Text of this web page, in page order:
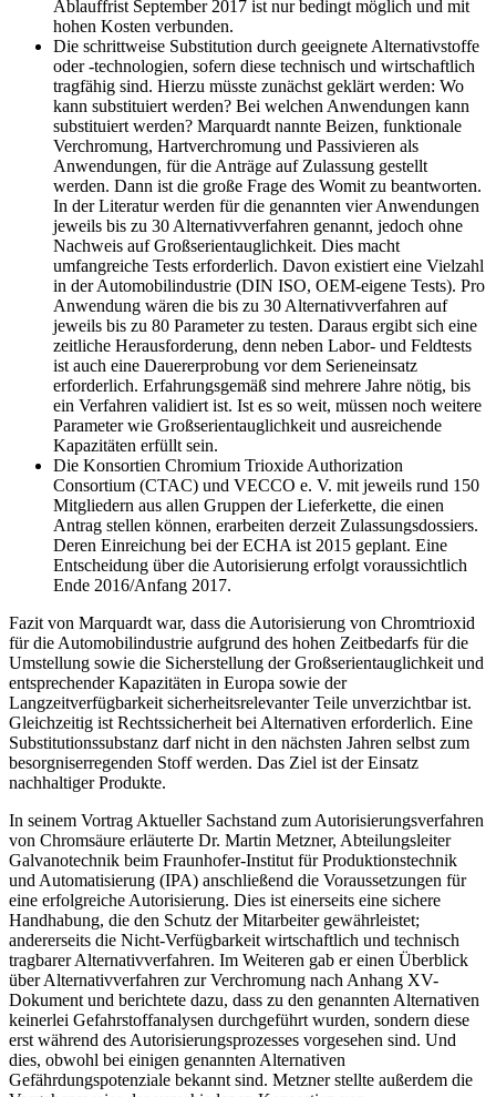
Ablauffrist September 2017 ist nur bedingt möglich und mit
hohen Kosten verbunden.
Die schrittweise Substitution durch geeignete Alternativstoffe
oder -technologien, sofern diese technisch und wirtschaftlich
tragfähig sind. Hierzu müsste zunächst geklärt werden: Wo
kann substituiert werden? Bei welchen Anwendungen kann
substituiert werden? Marquardt nannte Beizen, funktionale
Verchromung, Hartverchromung und Passivieren als
Anwendungen, für die Anträge auf Zulassung gestellt
werden. Dann ist die große Frage des Womit zu beantworten.
In der Literatur werden für die genannten vier Anwendungen
jeweils bis zu 30 Alternativverfahren genannt, jedoch ohne
Nachweis auf Großserientauglichkeit. Dies macht
umfangreiche Tests erforderlich. Davon existiert eine Vielzahl
in der Automobilindustrie (DIN ISO, OEM-eigene Tests). Pro
Anwendung wären die bis zu 30 Alternativverfahren auf
jeweils bis zu 80 Parameter zu testen. Daraus ergibt sich eine
zeitliche Herausforderung, denn neben Labor- und Feldtests
ist auch eine Dauer­erprobung vor dem Serieneinsatz
erforderlich. Erfahrungsgemäß sind mehrere Jahre nötig, bis
ein Verfahren validiert ist. Ist es so weit, müssen noch weitere
Parameter wie Großserientauglichkeit und ausreichende
Kapazitäten erfüllt sein.
Die Konsortien Chromium Trioxide Authorization
Consortium (CTAC) und VECCO e. V. mit jeweils rund 150
Mitgliedern aus allen Gruppen der Lieferkette, die einen
Antrag stellen können, erarbeiten derzeit Zulassungsdossiers.
Deren Einreichung bei der ECHA ist 2015 geplant. Eine
Entscheidung über die Autorisierung erfolgt voraussichtlich
Ende 2016/Anfang 2017.
Fazit von Marquardt war, dass die Autorisierung von Chromtrioxid
für die Automobilindustrie aufgrund des hohen Zeitbedarfs für die
Umstellung sowie die Sicherstellung der Großserientauglichkeit und
entsprechender Kapazitäten in Europa sowie der
Langzeitverfügbarkeit sicherheitsrelevanter Teile unverzichtbar ist.
Gleichzeitig ist Rechts­sicherheit bei Alternativen erforderlich. Eine
Substitutionssubstanz darf nicht in den nächsten Jahren selbst zum
besorgniserregenden Stoff werden. Das Ziel ist der Einsatz
nachhaltiger Produkte.
In seinem Vortrag Aktueller Sachstand zum Autorisierungsverfahren
von Chromsäure erläuterte Dr. Martin Metzner, Abteilungsleiter
Galvanotechnik beim Fraunhofer-Institut für Produktionstechnik
und Automatisierung (IPA) anschließend die Voraussetzungen für
eine erfolgreiche Autorisierung. Dies ist einerseits eine sichere
Handhabung, die den Schutz der Mitarbeiter gewährleistet;
andererseits die Nicht-Verfügbarkeit wirtschaftlich und technisch
tragbarer Alternativverfahren. Im Weiteren gab er einen Überblick
überAlternativverfahren zur Verchromung nach Anhang XV-
Dokument und berichtete dazu, dass zu den genannten Alternativen
keinerlei Gefahrstoffanalysen durchgeführt wurden, sondern diese
erst während des Autorisierungsprozesses vorgesehen sind. Und
dies, obwohl bei einigen genannten Alternativen
Gefährdungspotenziale bekannt sind. Metzner stellte außerdem die